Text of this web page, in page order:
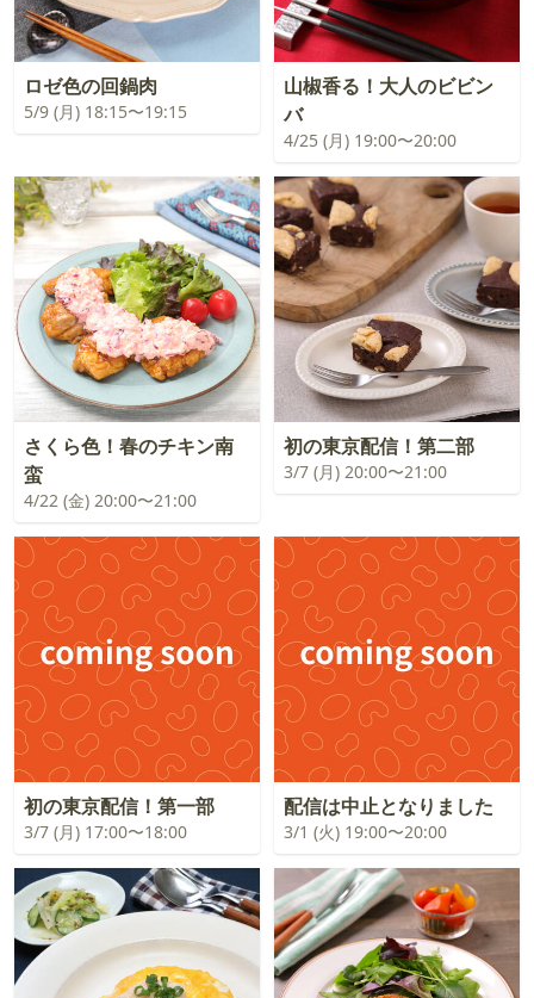
ロゼ色の回鍋肉
5/9 (月) 18:15〜19:15
山椒香る！大人のビビン
バ
4/25 (月) 19:00〜20:00
さくら色！春のチキン南
蛮
4/22 (金) 20:00〜21:00
初の東京配信！第二部
3/7 (月) 20:00〜21:00
初の東京配信！第一部
3/7 (月) 17:00〜18:00
配信は中止となりました
3/1 (火) 19:00〜20:00